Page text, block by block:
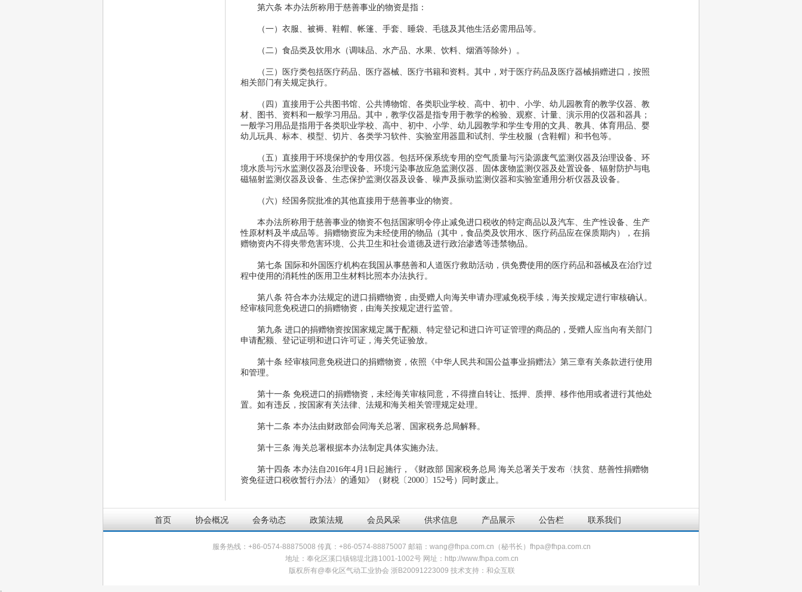
第六条 本办法所称用于慈善事业的物资是指：
（一）衣服、被褥、鞋帽、帐篷、手套、睡袋、毛毯及其他生活必需用品等。
（二）食品类及饮用水（调味品、水产品、水果、饮料、烟酒等除外）。
（三）医疗类包括医疗药品、医疗器械、医疗书籍和资料。其中，对于医疗药品及医疗器械捐赠进口，按照
相关部门有关规定执行。
（四）直接用于公共图书馆、公共博物馆、各类职业学校、高中、初中、小学、幼儿园教育的教学仪器、教
材、图书、资料和一般学习用品。其中，教学仪器是指专用于教学的检验、观察、计量、演示用的仪器和器具；
一般学习用品是指用于各类职业学校、高中、初中、小学、幼儿园教学和学生专用的文具、教具、体育用品、婴
幼儿玩具、标本、模型、切片、各类学习软件、实验室用器皿和试剂、学生校服（含鞋帽）和书包等。
（五）直接用于环境保护的专用仪器。包括环保系统专用的空气质量与污染源废气监测仪器及治理设备、环
境水质与污水监测仪器及治理设备、环境污染事故应急监测仪器、固体废物监测仪器及处置设备、辐射防护与电
磁辐射监测仪器及设备、生态保护监测仪器及设备、噪声及振动监测仪器和实验室通用分析仪器及设备。
（六）经国务院批准的其他直接用于慈善事业的物资。
本办法所称用于慈善事业的物资不包括国家明令停止减免进口税收的特定商品以及汽车、生产性设备、生产
性原材料及半成品等。捐赠物资应为未经使用的物品（其中，食品类及饮用水、医疗药品应在保质期内），在捐
赠物资内不得夹带危害环境、公共卫生和社会道德及进行政治渗透等违禁物品。
第七条 国际和外国医疗机构在我国从事慈善和人道医疗救助活动，供免费使用的医疗药品和器械及在治疗过
程中使用的消耗性的医用卫生材料比照本办法执行。
第八条 符合本办法规定的进口捐赠物资，由受赠人向海关申请办理减免税手续，海关按规定进行审核确认。
经审核同意免税进口的捐赠物资，由海关按规定进行监管。
第九条 进口的捐赠物资按国家规定属于配额、特定登记和进口许可证管理的商品的，受赠人应当向有关部门
申请配额、登记证明和进口许可证，海关凭证验放。
第十条 经审核同意免税进口的捐赠物资，依照《中华人民共和国公益事业捐赠法》第三章有关条款进行使用
和管理。
第十一条 免税进口的捐赠物资，未经海关审核同意，不得擅自转让、抵押、质押、移作他用或者进行其他处
置。如有违反，按国家有关法律、法规和海关相关管理规定处理。
第十二条 本办法由财政部会同海关总署、国家税务总局解释。
第十三条 海关总署根据本办法制定具体实施办法。
第十四条 本办法自2016年4月 1 日起施行，《财政部 国家税务总局 海关总署关于发布〈扶贫、慈善性捐赠物
资免征进口税收暂行办法〉的通知》（财税〔 2000 〕 152号）同时废止。
首页 协会概况 会务动态 政策法规 会员风采 供求信息 产品展示 公告栏 联系我们
服务热线：+86-0574-88875008 传真：+86-0574-88875007 邮箱：wang@fhpa.com.cn（秘书长）fhpa@fhpa.com.cn
地址：奉化区溪口镇锦堤北路1001-1002号 网址：http://www.fhpa.com.cn
版权所有@奉化区气动工业协会 浙B20091223009 技术支持： 和众互联